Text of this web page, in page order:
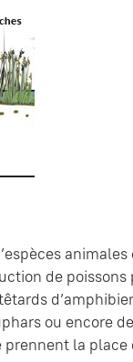
de
ou encore
prennent la